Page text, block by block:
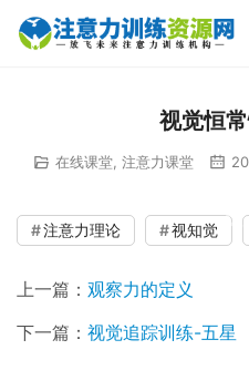
视觉恒
在线课堂 注意力课堂
注意力理论
视知觉
上一篇： 观察力的定义
下一篇： 视觉追踪训练-五星